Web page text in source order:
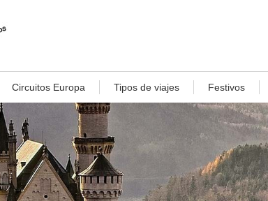
Circuitos Europa Tipos de viajes Festivos